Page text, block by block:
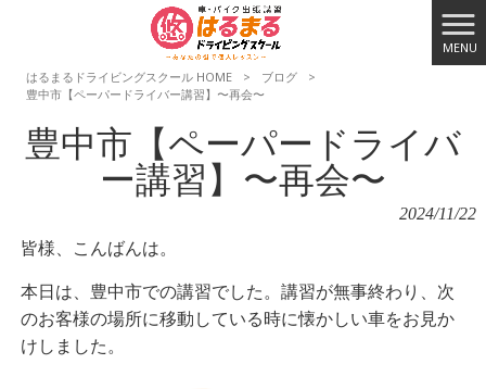
MENU
はるまるドライビングスクール HOME
> ブログ
>
豊中市【ペーパードライバー講習】〜再会〜
豊中市【ペーパードライバ
ー講習】〜再会〜
2024/11/22
皆様、こんばんは。
本日は、豊中市での講習でした。講習が無事終わり、次
のお客様の場所に移動している時に懐かしい車をお見か
けしました。